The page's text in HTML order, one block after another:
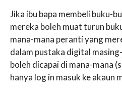
Jika ibu bapa membeli buku-
mereka boleh muat turun
mana-mana peranti yang
dalam pustaka digital
boleh dicapai di mana-mana
hanya log in masuk ke akaun